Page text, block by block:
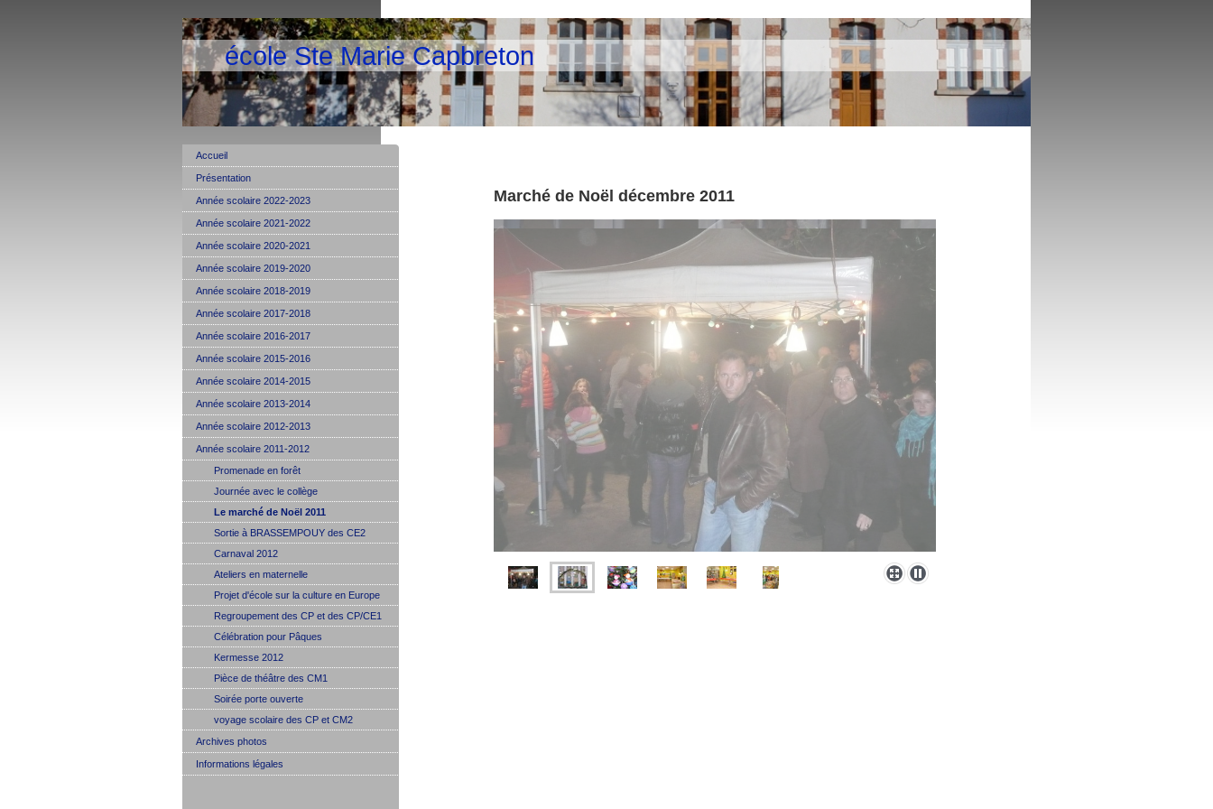
école Ste Marie Capbreton
Marché de Noël décembre 2011
Accueil
Présentation
Année scolaire 2022-2023
Année scolaire 2021-2022
Année scolaire 2020-2021
Année scolaire 2019-2020
Année scolaire 2018-2019
Année scolaire 2017-2018
Année scolaire 2016-2017
Année scolaire 2015-2016
Année scolaire 2014-2015
Année scolaire 2013-2014
Année scolaire 2012-2013
Année scolaire 2011-2012
Promenade en forêt
Journée avec le collège
Le marché de Noël 2011
Sortie à BRASSEMPOUY des CE2
Carnaval 2012
Ateliers en maternelle
Projet d'école sur la culture en Europe
Regroupement des CP et des CP/CE1
Célébration pour Pâques
Kermesse 2012
Pièce de théâtre des CM1
Soirée porte ouverte
voyage scolaire des CP et CM2
Archives photos
Informations légales